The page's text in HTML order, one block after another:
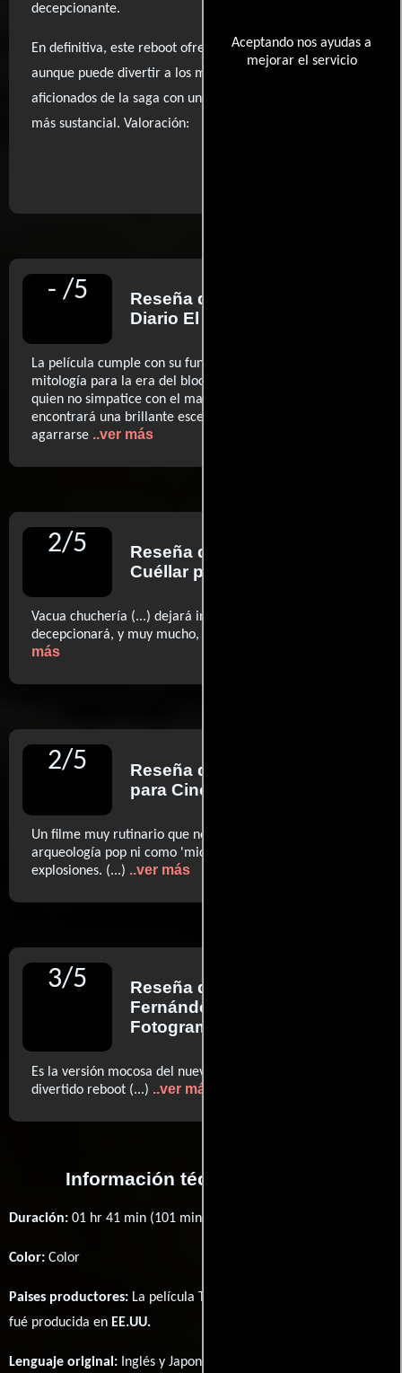
Aceptando nos ayudas a
mejorar el servicio
decepcionante.
En definitiva, este reboot ofrece una experiencia que,
aunque puede divertir a los más jóvenes, deja a los
aficionados de la saga con un profundo anhelo de algo
más sustancial. Valoración:
- /5 Reseña de
Diario El País
La película cumple con su función de refundar la
mitología para la era del blockbuster sobresaturado, pero
quien no simpatice con el material de partida sólo
encontrará una brillante escena de acción (...) a la que
agarrarse ..ver más
2/5 Reseña de
Cuéllar para Diario ABC
Vacua chuchería (...) dejará indiferente a los enanos y
decepcionará, y muy mucho, a los mayores. (...)
más
2/5 Reseña de
para Cinemanía
Un filme muy rutinario que no da la talla ni como
arqueología pop ni como 'michaelbayano' festín de
explosiones. (...) ..ver más
3/5 Reseña de
Fernández
Fotogramas
Es la versión mocosa del nuevo cine superheroico (...)
divertido reboot (...) ..ver más
Información técnica y general
Duración: 01 hr 41 min (101 minutos) .
Color: Color
Paises productores: La película Teenage Mutant Ninja Turtles
fué producida en EE.UU.
Lenguaje original: Inglés y Japonés